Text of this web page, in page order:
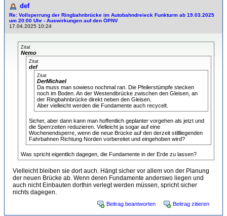
def
Re: Vollsperrung der Ringbahnbrücke im Autobahndreieck Funkturm ab 19.03.2025
um 20:00 Uhr - Auswirkungen auf den ÖPNV
17.04.2025 10:24
Zitat
Nemo
Zitat
def
Zitat
DerMichael
Da muss man sowieso nochmal ran. Die Pfeilerstümpfe stecken
noch im Boden. An der Westendbrücke zwischen den Gleisen, an
der Ringbahnbrücke direkt neben den Gleisen.
Aber vielleicht werden die Fundamente auch recycelt.
Sicher, aber dann kann man hoffentlich geplanter vorgehen als jetzt und
die Sperrzeiten reduzieren. Vielleicht ja sogar auf eine
Wochenendsperre, wenn die neue Brücke auf den derzeit stillliegenden
Fahrbahnen Richtung Norden vorbereitet und eingehoben wird?
Was spricht eigentlich dagegen, die Fundamente in der Erde zu lassen?
Vielleicht bleiben sie dort auch. Hängt sicher vor allem von der Planung
der neuen Brücke ab. Wenn deren Fundamente anderswo liegen und
auch nicht Einbauten dorthin verlegt werden müssen, spricht sicher
nichts dagegen.
Beitrag beantworten Beitrag zitieren